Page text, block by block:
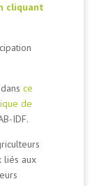
cliquant
dansce
de
IDF.
liés aux